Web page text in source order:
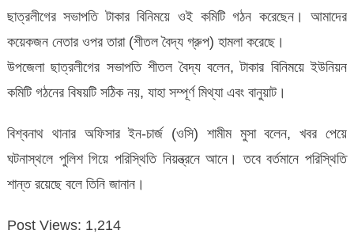
ছাত্রলীগের সভাপতি টাকার বিনিময়ে ওই কমিটি গঠন করেছেন। আমাদের
কয়েকজন নেতার ওপর তারা (শীতল বৈদ্য গ্রুপ) হামলা করেছে।
উপজেলা ছাত্রলীগের সভাপতি শীতল বৈদ্য বলেন, টাকার বিনিময়ে ইউনিয়ন
কমিটি গঠনের বিষয়টি সঠিক নয়, যাহা সম্পূর্ণ মিথ্যা এবং বানুয়াট।
বিশ্বনাথ থানার অফিসার ইন-চার্জ (ওসি) শামীম মুসা বলেন, খবর পেয়ে
ঘটনাস্থলে পুলিশ গিয়ে পরিস্থিতি নিয়ন্ত্রনে আনে। তবে বর্তমানে পরিস্থিতি
শান্ত রয়েছে বলে তিনি জানান।
Post Views: 1,214